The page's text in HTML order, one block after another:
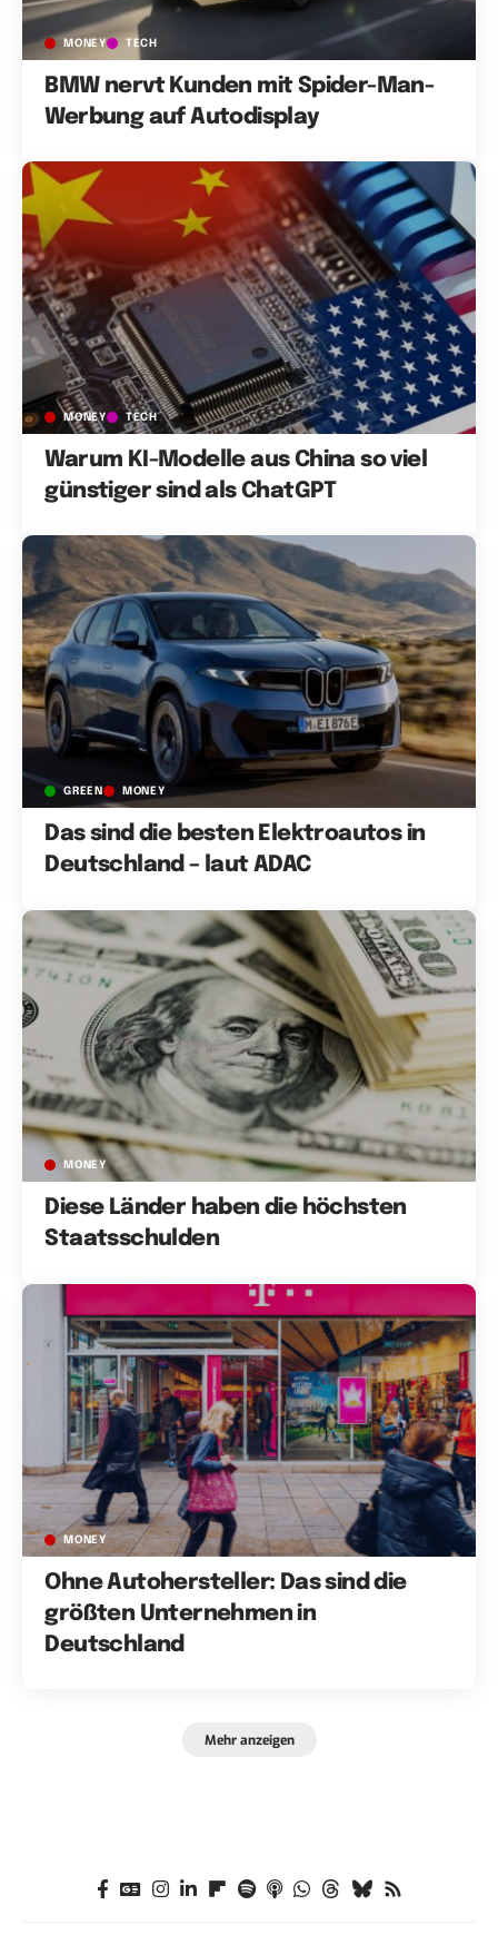
MONEY TECH
BMW nervt Kunden mit Spider-Man-
Werbung auf Autodisplay
MONEY TECH
Warum KI-Modelle aus China so viel
günstiger sind als ChatGPT
GREEN MONEY
Das sind die besten Elektroautos in
Deutschland – laut ADAC
MONEY
Diese Länder haben die höchsten
Staatsschulden
MONEY
Ohne Autohersteller: Das sind die
größten Unternehmen in
Deutschland
Mehr anzeigen